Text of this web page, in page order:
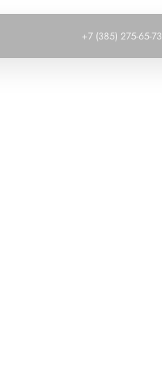
+7 (385) 275-65-73